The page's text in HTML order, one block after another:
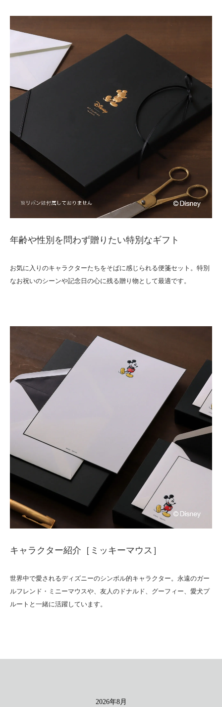
年齢や性別を問わず贈りたい特別なギフト
お気に入りのキャラクターたちをそばに感じられる便箋セット。特別
なお祝いのシーンや記念日の心に残る贈り物として最適です。
キャラクター紹介［ミッキーマウス］
世界中で愛されるディズニーのシンボル的キャラクター。永遠のガー
ルフレンド・ミニーマウスや、友人のドナルド、グーフィー、愛犬プ
ルートと一緒に活躍しています。
2026年8月